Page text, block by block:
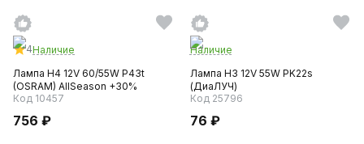
4Наличие
Лампа H4 12V 60/55W P43t
(OSRAM) AllSeason +30%
Код 10457
756 ₽
Наличие
Лампа H3 12V 55W PK22s
(ДиаЛУЧ)
Код 25796
76 ₽